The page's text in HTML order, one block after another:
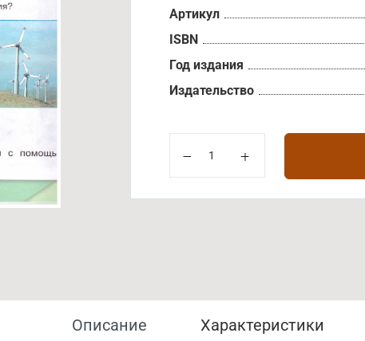
Артикул
ISBN
Год издания
Издательство
Описание Характеристики